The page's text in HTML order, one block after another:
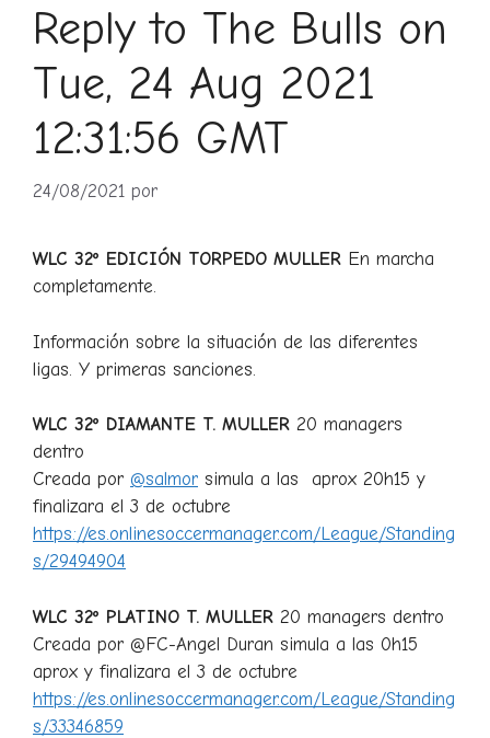
Reply to The Bulls on
Tue, 24 Aug 2021
12:31:56 GMT
24/08/2021 por
WLC 32º EDICIÓN TORPEDO MULLER En marcha
completamente.
Información sobre la situación de las diferentes
ligas. Y primeras sanciones.
WLC 32º DIAMANTE T. MULLER 20 managers
dentro
Creada por @salmor simula a las aprox 20h15 y
finalizara el 3 de octubre
https://es.onlinesoccermanager.com/League/Standing
s/29494904
WLC 32º PLATINO T. MULLER 20 managers dentro
Creada por @FC-Angel Duran simula a las 0h15
aprox y finalizara el 3 de octubre
https://es.onlinesoccermanager.com/League/Standing
s/33346859